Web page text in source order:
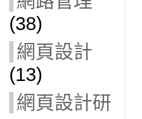
(38)
網頁設計
(13)
網頁設計研